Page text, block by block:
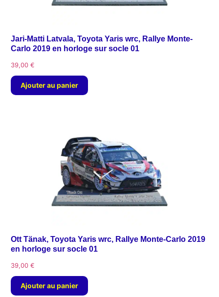
Jari-Matti Latvala, Toyota Yaris wrc, Rallye Monte-
Carlo 2019 en horloge sur socle 01
39,00 €
Ajouter au panier
Ott Tänak, Toyota Yaris wrc, Rallye Monte-Carlo 2019
en horloge sur socle 01
39,00 €
Ajouter au panier